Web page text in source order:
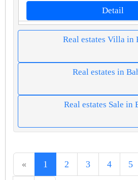
Detail
Real estates Villa in
Real estates in
Real estates Sale in
« 1 2 3 4 5